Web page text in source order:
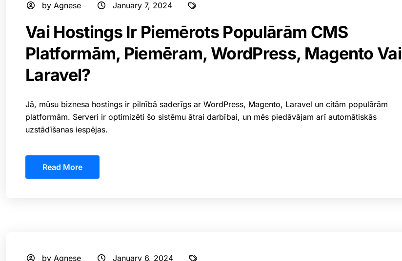
by Agnese January 7, 2024
Vai Hostings Ir Piemērots Populārām CMS
Platformām, Piemēram, WordPress, Magento Vai
Laravel?
Jā, mūsu biznesa hostings ir pilnībā saderīgs ar WordPress, Magento, Laravel un citām populārām
platformām. Serveri ir optimizēti šo sistēmu ātrai darbībai, un mēs piedāvājam arī automātiskās
uzstādīšanas iespējas.
Read More
by Agnese January 6, 2024